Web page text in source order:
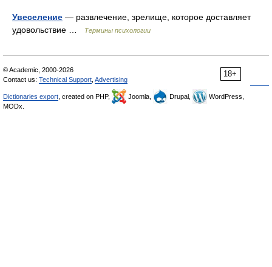
Увеселение — развлечение, зрелище, которое доставляет
удовольствие …
Термины психологии
18+
© Academic, 2000-2026
Contact us: Technical Support Advertising
Dictionaries export , created on PHP, Joomla, Drupal,
WordPress,
MODx.